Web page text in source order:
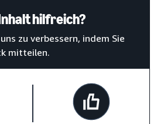
hilfreich?
zu verbessern, indem Sie
mitteilen.